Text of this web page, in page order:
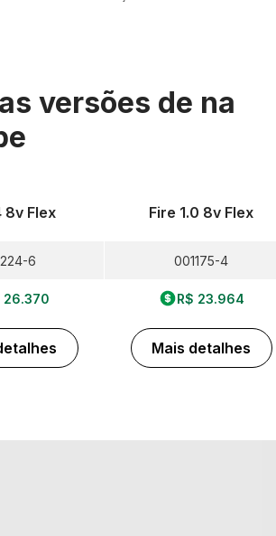
versões de na
8v Flex
6
26.370
Fire 1.0 8v Flex
001175-4
R$ 23.964
Mais detalhes